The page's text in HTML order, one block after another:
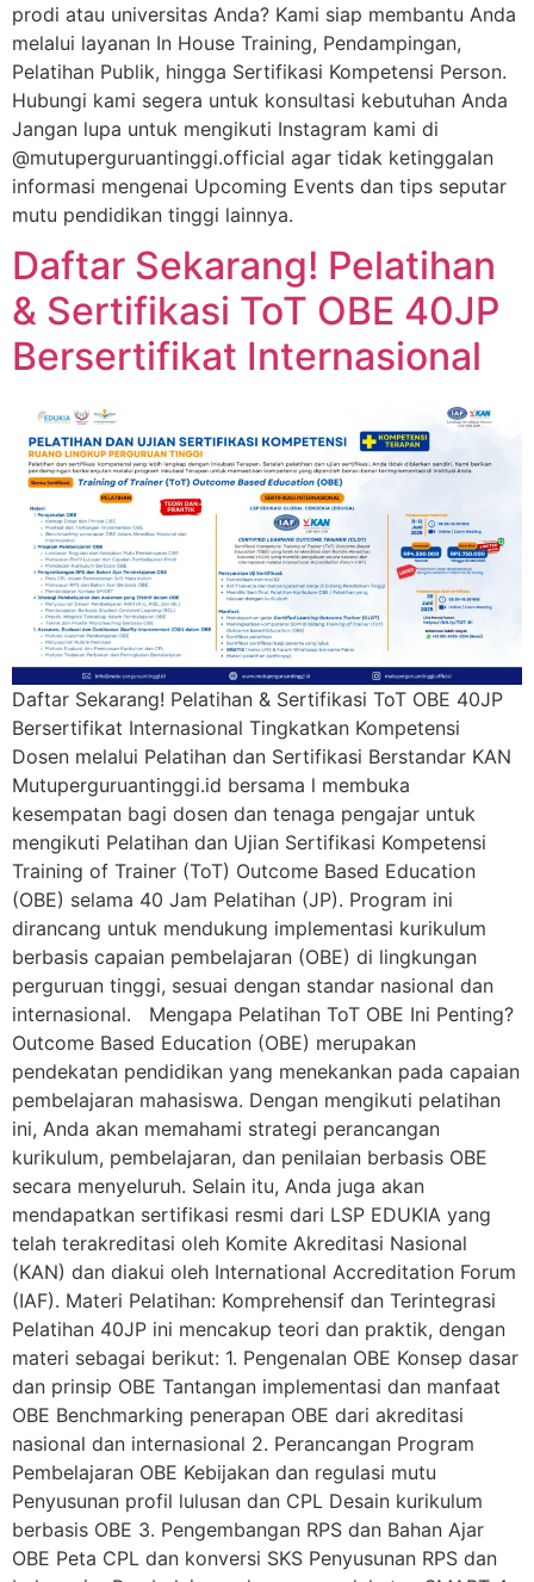
prodi atau universitas Anda? Kami siap membantu Anda
melalui layanan In House Training, Pendampingan,
Pelatihan Publik, hingga Sertifikasi Kompetensi Person.
Hubungi kami segera untuk konsultasi kebutuhan Anda
Jangan lupa untuk mengikuti Instagram kami di
@mutuperguruantinggi.official agar tidak ketinggalan
informasi mengenai Upcoming Events dan tips seputar
mutu pendidikan tinggi lainnya.
Daftar Sekarang! Pelatihan
& Sertifikasi ToT OBE 40JP
Bersertifikat Internasional
Daftar Sekarang! Pelatihan & Sertifikasi ToT OBE 40JP
Bersertifikat Internasional Tingkatkan Kompetensi
Dosen melalui Pelatihan dan Sertifikasi Berstandar KAN
Mutuperguruantinggi.id bersama l membuka
kesempatan bagi dosen dan tenaga pengajar untuk
mengikuti Pelatihan dan Ujian Sertifikasi Kompetensi
Training of Trainer (ToT) Outcome Based Education
(OBE) selama 40 Jam Pelatihan (JP). Program ini
dirancang untuk mendukung implementasi kurikulum
berbasis capaian pembelajaran (OBE) di lingkungan
perguruan tinggi, sesuai dengan standar nasional dan
internasional. Mengapa Pelatihan ToT OBE Ini Penting?
Outcome Based Education (OBE) merupakan
pendekatan pendidikan yang menekankan pada capaian
pembelajaran mahasiswa. Dengan mengikuti pelatihan
ini, Anda akan memahami strategi perancangan
kurikulum, pembelajaran, dan penilaian berbasis OBE
secara menyeluruh. Selain itu, Anda juga akan
mendapatkan sertifikasi resmi dari LSP EDUKIA yang
telah terakreditasi oleh Komite Akreditasi Nasional
(KAN) dan diakui oleh International Accreditation Forum
(IAF). Materi Pelatihan: Komprehensif dan Terintegrasi
Pelatihan 40JP ini mencakup teori dan praktik, dengan
materi sebagai berikut: 1. Pengenalan OBE Konsep dasar
dan prinsip OBE Tantangan implementasi dan manfaat
OBE Benchmarking penerapan OBE dari akreditasi
nasional dan internasional 2. Perancangan Program
Pembelajaran OBE Kebijakan dan regulasi mutu
Penyusunan profil lulusan dan CPL Desain kurikulum
berbasis OBE 3. Pengembangan RPS dan Bahan Ajar
OBE Peta CPL dan konversi SKS Penyusunan RPS dan